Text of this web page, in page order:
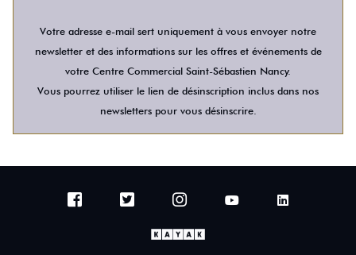
Votre adresse e-mail sert uniquement à vous envoyer notre
newsletter et des informations sur les offres et événements de
votre Centre Commercial Saint-Sébastien Nancy.
Vous pourrez utiliser le lien de désinscription inclus dans nos
newsletters pour vous désinscrire.